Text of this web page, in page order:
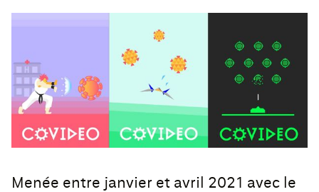
Menée entre janvier et avril 2021 avec le